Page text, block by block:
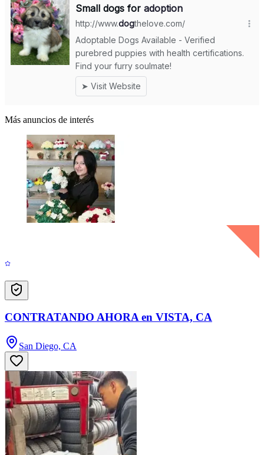
Más anuncios de interés
CONTRATANDO AHORA en VISTA, CA
San Diego, CA